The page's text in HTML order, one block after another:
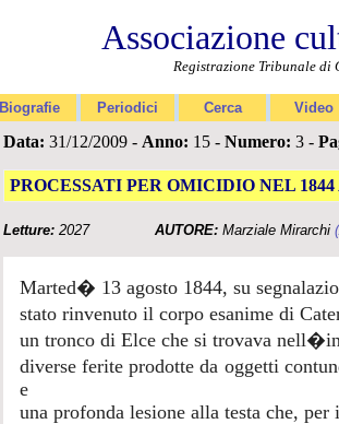
Associazione
Registrazione Tribunale di
Biografie Periodici Cerca Video
Data: 31/12/2009 - Anno: 15 - Numero: 3 -
PROCESSATI PER OMICIDIO NEL
Letture: 2027 AUTORE: Marziale Mirarchi
Marted� 13 agosto 1844, su
stato rinvenuto il corpo esanime di
un tronco di Elce che si trovava
diverse ferite prodotte da oggetti
e
una profonda lesione alla testa che,